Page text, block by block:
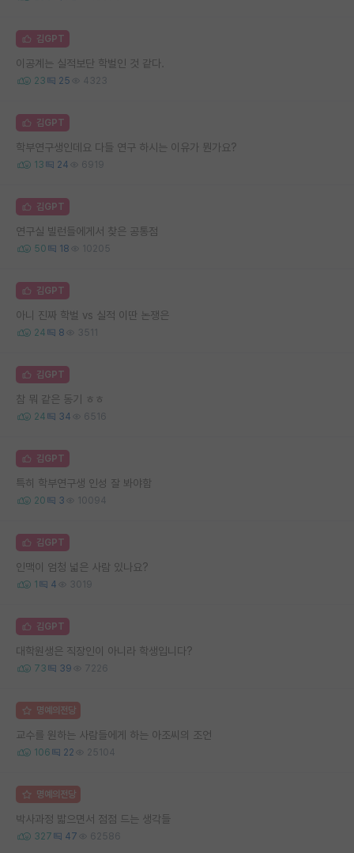
김GPT
이공계는 실적보단 학벌인 것 같다.
23 25 4323
김GPT
학부연구생인데요 다들 연구 하시는 이유가 뭔가요?
13 24 6919
김GPT
연구실 빌런들에게서 찾은 공통점
50 18 10205
김GPT
아니 진짜 학벌 vs 실적 이딴 논쟁은
24 8 3511
김GPT
참 뭐 같은 동기 ㅎㅎ
24 34 6516
김GPT
특히 학부연구생 인성 잘 봐야함
20 3 10094
김GPT
인맥이 엄청 넓은 사람 있나요?
1 4 3019
김GPT
대학원생은 직장인이 아니라 학생입니다?
73 39 7226
명예의전당
교수를 원하는 사람들에게 하는 아조씨의 조언
106 22 25104
명예의전당
박사과정 밟으면서 점점 드는 생각들
327 47 62586